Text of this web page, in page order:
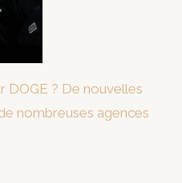
DOGE ? De nouvelles
nombreuses agences